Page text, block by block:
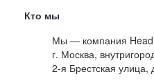
Кто мы
Мы — компания
г. Москва,
2-я Брестская